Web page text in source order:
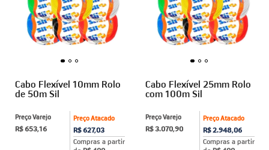
Cabo Flexível 10mm Rolo
de 50m Sil
Preço Atacado
R$ 627,03
Compras a partir
Preço Varejo
R$ 653,16
Cabo Flexível 25mm Rolo
com 100m Sil
Preço Atacado
R$ 2.948,06
Compras a partir
Preço Varejo
R$ 3.070,90